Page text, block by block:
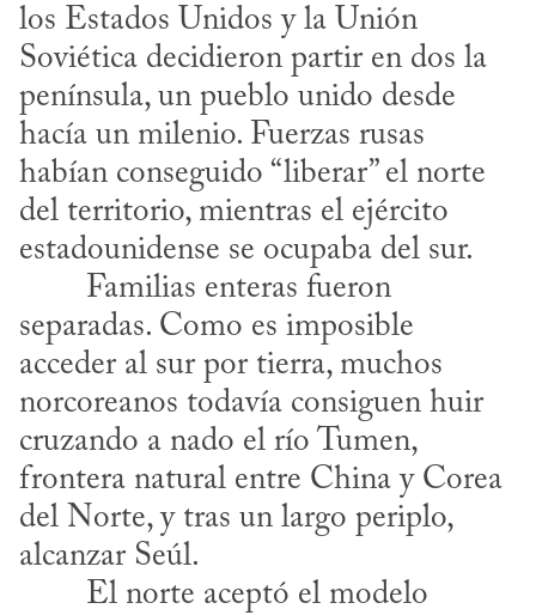
los Estados Unidos y la Unión
Soviética decidieron partir en dos la
península, un pueblo unido desde
hacía un milenio. Fuerzas rusas
habían conseguido “liberar” el norte
del territorio, mientras el ejército
estadounidense se ocupaba del sur.
separadas. Como es imposible
acceder al sur por tierra, muchos
norcoreanos todavía consiguen huir
cruzando a nado el río Tumen,
frontera natural entre China y Corea
del Norte, y tras un largo periplo,
alcanzar Seúl.